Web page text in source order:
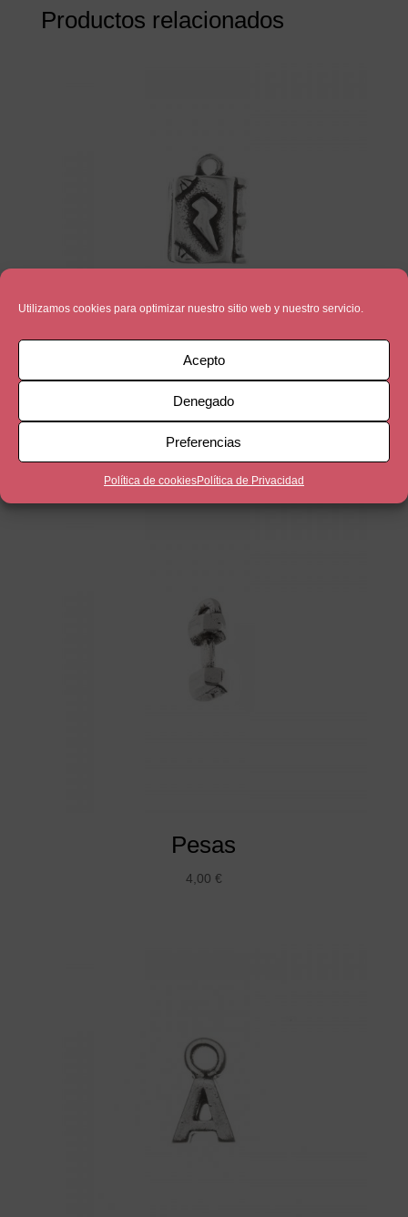
Utilizamos cookies para optimizar nuestro sitio web y nuestro servicio.
Acepto
Denegado
Preferencias
Política de cookiesPolítica de Privacidad
Productos relacionados
Libro Harry Potter
4,00€
Pesas
4,00 €